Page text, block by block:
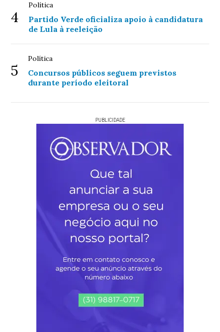
4
Política
Partido Verde oficializa apoio à candidatura
de Lula à reeleição
5
Política
Concursos públicos seguem previstos
durante período eleitoral
PUBLICIDADE